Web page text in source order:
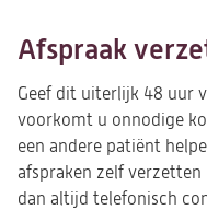
Afspraak
Geef dit uiterlijk 48 uur
voorkomt u onnodige
een andere patiënt
afspraken zelf
dan altijd telefonisch